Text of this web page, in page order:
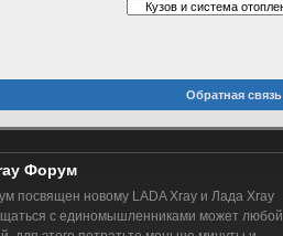
Обратная связь
Форум
посвящен новому LADA Xray и Лада Xray
с единомышленниками может любой